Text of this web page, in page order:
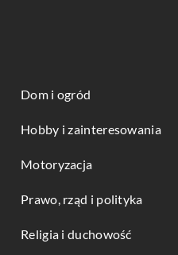
Dom i ogród
Hobby i zainteresowania
Motoryzacja
Prawo, rząd i polityka
Religia i duchowość